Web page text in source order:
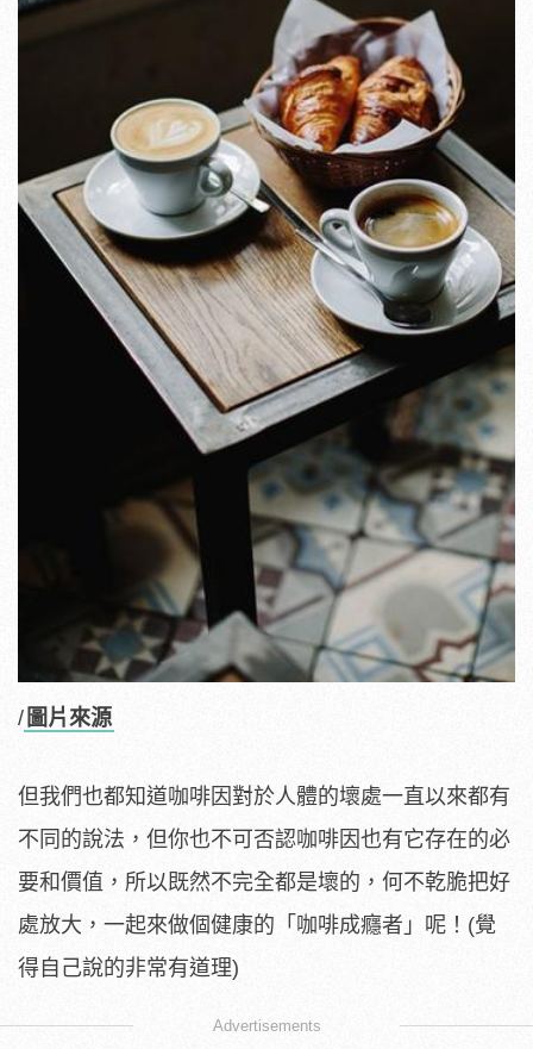
/ 圖片來源
但我們也都知道咖啡因對於人體的壞處一直以來都有
不同的說法，但你也不可否認咖啡因也有它存在的必
要和價值，所以既然不完全都是壞的，何不乾脆把好
處放大，一起來做個健康的「咖啡成癮者」呢！(覺
得自己說的非常有道理)
Advertisements